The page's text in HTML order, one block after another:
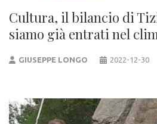
Cultura, il bilancio di
siamo già entrati nel
GIUSEPPE LONGO 2022-12-30